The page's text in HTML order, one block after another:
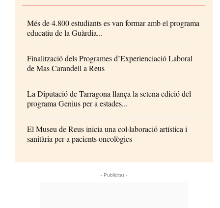
Més de 4.800 estudiants es van formar amb el programa
educatiu de la Guàrdia...
Finalització dels Programes d’Experienciació Laboral
de Mas Carandell a Reus
La Diputació de Tarragona llança la setena edició del
programa Genius per a estades...
El Museu de Reus inicia una col·laboració artística i
sanitària per a pacients oncològics
- Publicitat -